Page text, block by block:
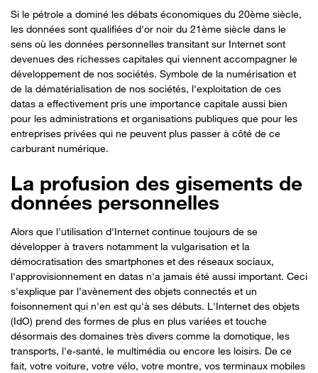
Si le pétrole a dominé les débats économiques du 20ème siècle,
les données sont qualifiées d'or noir du 21ème siècle dans le
sens où les données personnelles transitant sur Internet sont
devenues des richesses capitales qui viennent accompagner le
développement de nos sociétés. Symbole de la numérisation et
de la dématérialisation de nos sociétés, l'exploitation de ces
datas a effectivement pris une importance capitale aussi bien
pour les administrations et organisations publiques que pour les
entreprises privées qui ne peuvent plus passer à côté de ce
carburant numérique.
La profusion des gisements de
données personnelles
Alors que l'utilisation d'Internet continue toujours de se
développer à travers notamment la vulgarisation et la
démocratisation des smartphones et des réseaux sociaux,
l'approvisionnement en datas n'a jamais été aussi important. Ceci
s'explique par l'avènement des objets connectés et un
foisonnement qui n'en est qu'à ses débuts. L'Internet des objets
(IdO) prend des formes de plus en plus variées et touche
désormais des domaines très divers comme la domotique, les
transports, l'e-santé, le multimédia ou encore les loisirs. De ce
fait, votre voiture, votre vélo, votre montre, vos terminaux mobiles